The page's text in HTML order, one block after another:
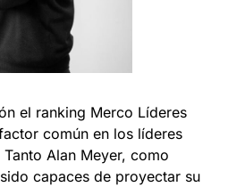
el ranking Merco Líderes
común en los líderes
Alan Meyer, como
capaces de proyectar su